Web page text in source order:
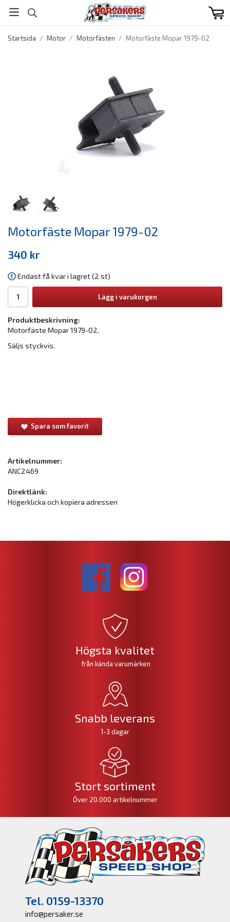
Startsida / Motor / Motorfästen / Motorfäste Mopar 1979-02
Motorfäste Mopar 1979-02
340 kr
Endast få kvar i lagret (2 st)
Lägg i varukorgen
Produktbeskrivning:
Motorfäste Mopar 1979-02.
Säljs styckvis.
Spara som favorit
Artikelnummer:
ANC2469
Direktlänk:
Högerklicka och kopiera adressen
Högsta kvalitet
från kända varumärken
Snabb leverans
1-3 dagar
Stort sortiment
Över 20.000 artikelnummer
Tel. 0159-13370
info@persaker.se